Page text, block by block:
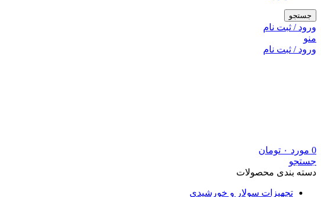
جستجو
ورود / ثبت نام
منو
ورود / ثبت نام
0 مورد ۰ تومان
جستجو
دسته بندی محصولات
تجهیزات سولار و خورشیدی